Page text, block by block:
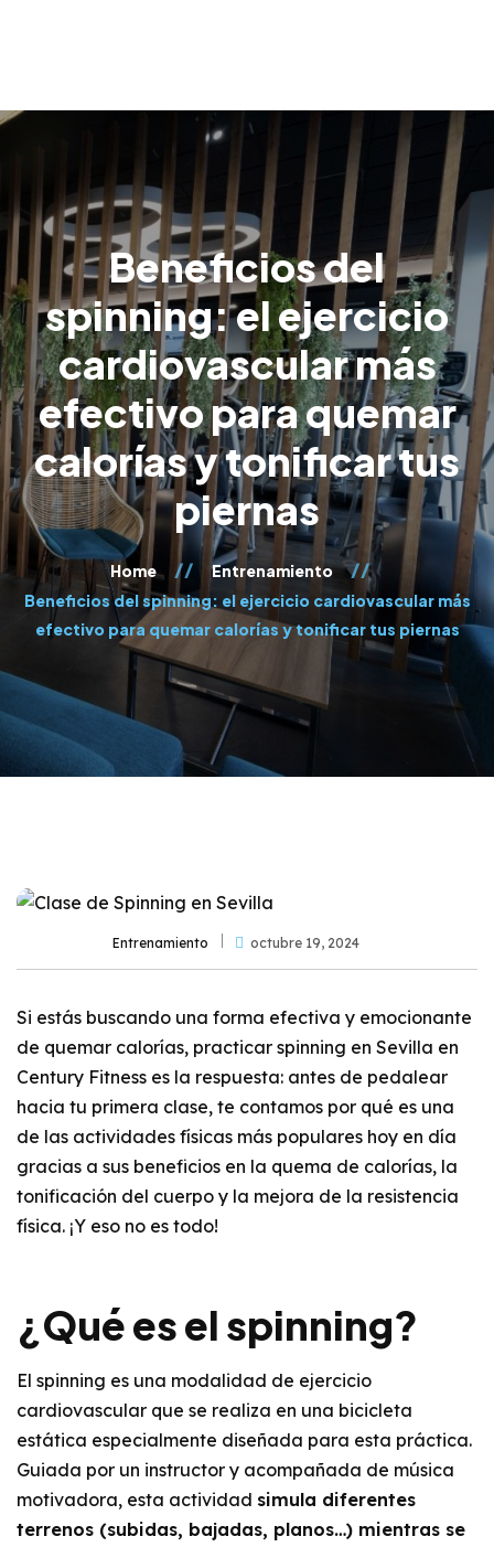
Beneficios del
spinning: el ejercicio
cardiovascular más
efectivo para quemar
calorías y tonificar tus
piernas
Home
Entrenamiento
Beneficios del spinning: el ejercicio cardiovascular más
efectivo para quemar calorías y tonificar tus piernas
Entrenamiento octubre 19, 2024
Si estás buscando una forma efectiva y emocionante
de quemar calorías, practicar spinning en Sevilla en
Century Fitness es la respuesta: antes de pedalear
hacia tu primera clase, te contamos por qué es una
de las actividades físicas más populares hoy en día
gracias a sus beneficios en la quema de calorías, la
tonificación del cuerpo y la mejora de la resistencia
física. ¡Y eso no es todo!
¿Qué es el spinning?
El spinning es una modalidad de ejercicio
cardiovascular que se realiza en una bicicleta
estática especialmente diseñada para esta práctica.
Guiada por un instructor y acompañada de música
motivadora, esta actividad simula diferentes
terrenos (subidas, bajadas, planos…) mientras se